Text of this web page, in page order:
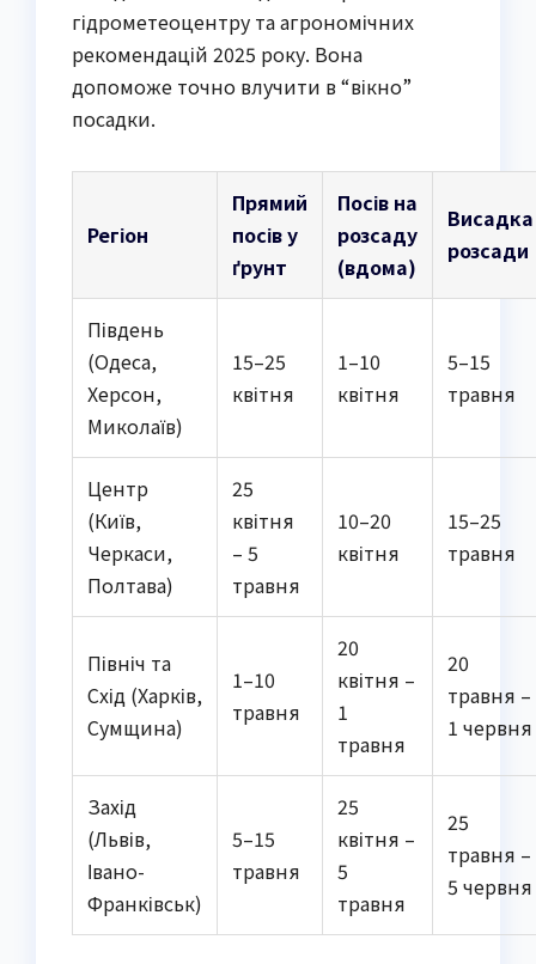
гідрометеоцентру та агрономічних
рекомендацій 2025 року. Вона
допоможе точно влучити в “вікно”
посадки.
Регіон
Прямий
посів у
ґрунт
Посів на
розсаду
(вдома)
Висадка
розсади
Південь
(Одеса,
Херсон,
Миколаїв)
15–25
квітня
1–10
квітня
5–15
травня
Центр
(Київ,
Черкаси,
Полтава)
25
квітня
– 5
травня
10–20
квітня
15–25
травня
Північ та
Схід (Харків,
Сумщина)
1–10
травня
20
квітня –
1
травня
20
травня –
1 червня
Захід
(Львів,
Івано-
Франківськ)
5–15
травня
25
квітня –
5
травня
25
травня –
5 червня